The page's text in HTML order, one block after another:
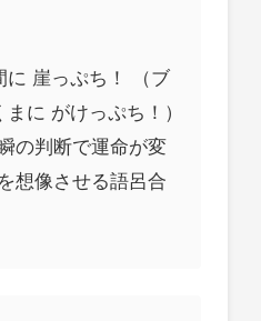
に 崖っぷち！ （ブ
に がけっぷち！）
の判断で運命が変
想像させる語呂合